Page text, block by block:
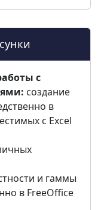
с
создание
в
с Excel
и гаммы
в FreeOffice